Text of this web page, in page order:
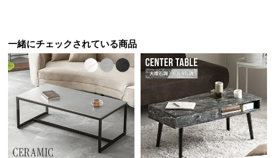
に
つ
い
て
会
員
規
一緒にチェックされている商品